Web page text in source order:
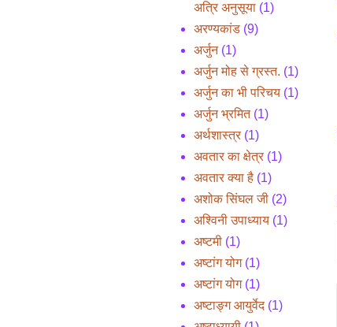
अत्रि अनुसूया (1)
अरण्यकांड (9)
अर्जुन (1)
अर्जुन मोह से ग्रस्त. (1)
अर्जुन का भी परिचय (1)
अर्जुन भ्रमित (1)
अर्थशास्त्र (1)
अवतार का क्षेत्र (1)
अवतार क्या है (1)
अशोक सिंघल जी (2)
अश्विनी उपाध्याय (1)
अष्टमी (1)
अष्टांग योग (1)
अष्टांग योग (1)
अष्टाङ्ग आयुर्वेद (1)